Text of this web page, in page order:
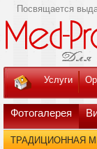
Посвящается
Услуги
Фотогалерея
ТРАДИЦИОННАЯ